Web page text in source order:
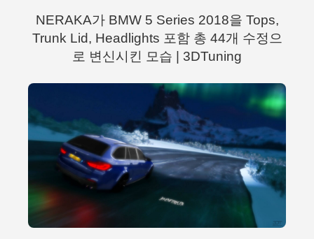
NERAKA가 BMW 5 Series 2018을 Tops,
Trunk Lid, Headlights 포함 총 44개 수정으
로 변신시킨 모습 | 3DTuning